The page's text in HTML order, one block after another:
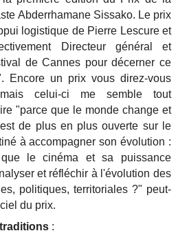
Abderrhamane Sissako. Le prix
logistique de Pierre Lescure et
Directeur général et
de Cannes pour décerner ce
Encore un prix vous direz-vous
mais celui-ci me semble tout
"parce que le monde change et
de plus en plus ouverte sur le
à accompagner son évolution :
le cinéma et sa puissance
et réfléchir à l'évolution des
politiques, territoriales ?" peut-
du prix.
: